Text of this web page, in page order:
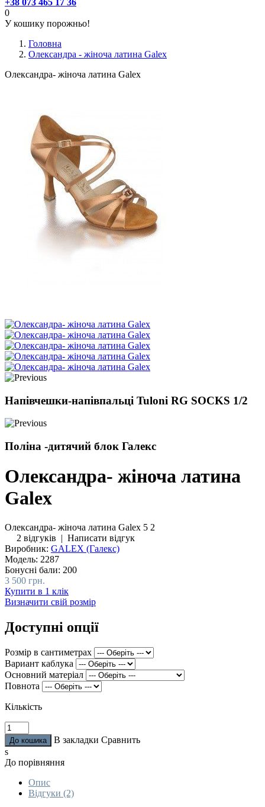
0
У кошику порожньо!
Головна
Олександра - жіноча латина Galex
Олександра- жіноча латина Galex
Напівчешки-напівпальці Tuloni RG SOCKS 1/2
Поліна -дитячий блок Галекс
Олександра- жіноча латина
Galex
Олександра- жіноча латина Galex 5 2
2 відгуків | Написати відгук
Виробник: GALEX (Галекс)
Модель: 2287
Бонусні бали: 200
3 500 грн.
Купити в 1 клік
Визначити свій розмір
Доступні опції
Розмір в сантиметрах
Вариант каблука
Основний матеріал
Повнота
Кількість
В закладки Сравнить
s
До порівняння
Опис
Відгуки (2)